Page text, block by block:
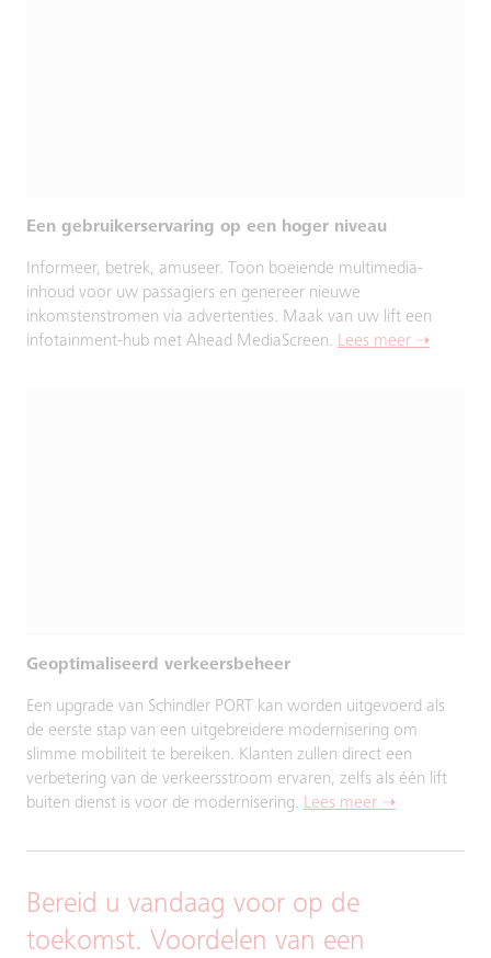
Een gebruikerservaring op een hoger niveau
Informeer, betrek, amuseer. Toon boeiende multimedia-
inhoud voor uw passagiers en genereer nieuwe
inkomstenstromen via advertenties. Maak van uw lift een
infotainment-hub met Ahead MediaScreen. Lees meer ➝
Geoptimaliseerd verkeersbeheer
Een upgrade van Schindler PORT kan worden uitgevoerd als
de eerste stap van een uitgebreidere modernisering om
slimme mobiliteit te bereiken. Klanten zullen direct een
verbetering van de verkeersstroom ervaren, zelfs als één lift
buiten dienst is voor de modernisering. Lees meer ➝
Bereid u vandaag voor op de
toekomst. Voordelen van een